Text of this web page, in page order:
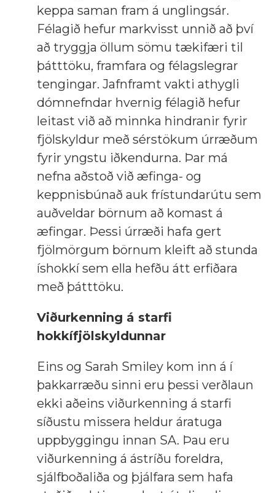
keppa saman fram á unglingsár.
Félagið hefur markvisst unnið að því
að tryggja öllum sömu tækifæri til
þátttöku, framfara og félagslegrar
tengingar. Jafnframt vakti athygli
dómnefndar hvernig félagið hefur
leitast við að minnka hindranir fyrir
fjölskyldur með sérstökum úrræðum
fyrir yngstu iðkendurna. Þar má
nefna aðstoð við æfinga- og
keppnisbúnað auk frístundarútu sem
auðveldar börnum að komast á
æfingar. Þessi úrræði hafa gert
fjölmörgum börnum kleift að stunda
íshokkí sem ella hefðu átt erfiðara
með þátttöku.
Viðurkenning á starfi
hokkífjölskyldunnar
Eins og Sarah Smiley kom inn á í
þakkarræðu sinni eru þessi verðlaun
ekki aðeins viðurkenning á starfi
síðustu missera heldur áratuga
uppbyggingu innan SA. Þau eru
viðurkenning á ástríðu foreldra,
sjálfboðaliða og þjálfara sem hafa